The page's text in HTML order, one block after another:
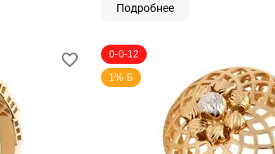
Подробнее
0-0-12
1% Б